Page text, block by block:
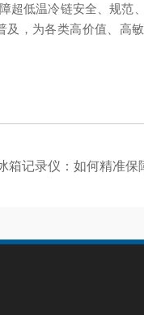
低温冷链安全、规范
，为各类高价值、高
箱记录仪：如何精准保